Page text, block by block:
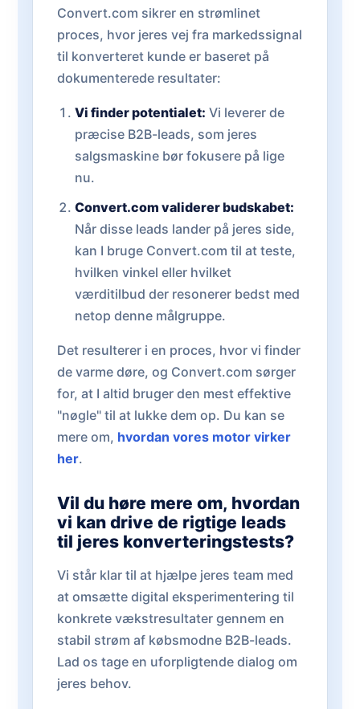
Convert.com sikrer en strømlinet
proces, hvor jeres vej fra markedssignal
til konverteret kunde er baseret på
dokumenterede resultater:
Vi finder potentialet: Vi leverer de
præcise B2B-leads, som jeres
salgsmaskine bør fokusere på lige
nu.
Convert.com validerer budskabet:
Når disse leads lander på jeres side,
kan I bruge Convert.com til at teste,
hvilken vinkel eller hvilket
værditilbud der resonerer bedst med
netop denne målgruppe.
Det resulterer i en proces, hvor vi finder
de varme døre, og Convert.com sørger
for, at I altid bruger den mest effektive
"nøgle" til at lukke dem op. Du kan se
mere om, hvordan vores motor virker
her.
Vil du høre mere om, hvordan
vi kan drive de rigtige leads
til jeres konverteringstests?
Vi står klar til at hjælpe jeres team med
at omsætte digital eksperimentering til
konkrete vækstresultater gennem en
stabil strøm af købsmodne B2B-leads.
Lad os tage en uforpligtende dialog om
jeres behov.